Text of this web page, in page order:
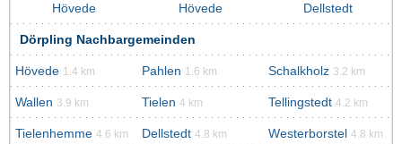
Hövede Hövede Dellstedt
Dörpling Nachbargemeinden
Hövede 1.4 km Pahlen 1.6 km Schalkholz 3.2 km
Wallen 3.9 km Tielen 4 km Tellingstedt 4.2 km
Tielenhemme 4.6 km Dellstedt 4.8 km Westerborstel 4.8 km